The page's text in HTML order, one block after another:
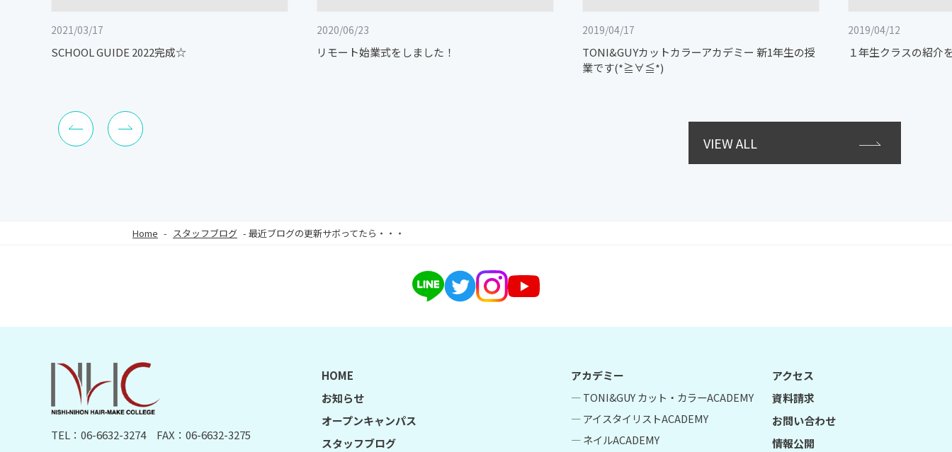
2021/03/17
SCHOOL GUIDE 2022完成☆
2020/06/23
リモート始業式をしました！
2019/04/17
TONI&GUYカットカラーアカデミー 新1年生の授
業です(*≧∀≦*)
2019/04/12
１年生クラスの紹介
VIEW ALL
Home - スタッフブログ - 最近ブログの更新サボってたら・・・
TEL：06-6632-3274FAX：06-6632-3275
HOME
お知らせ
オープンキャンパス
スタッフブログ
アカデミー
― TONI&GUY カット・カラーACADEMY
― アイスタイリストACADEMY
― ネイルACADEMY
アクセス
資料請求
お問い合わせ
情報公開